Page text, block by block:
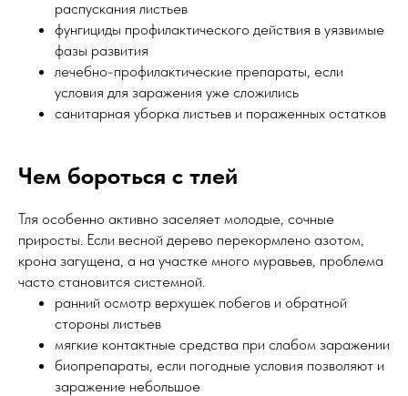
распускания листьев
фунгициды профилактического действия в уязвимые
фазы развития
лечебно-профилактические препараты, если
условия для заражения уже сложились
санитарная уборка листьев и пораженных остатков
Чем бороться с тлей
Тля особенно активно заселяет молодые, сочные
приросты. Если весной дерево перекормлено азотом,
крона загущена, а на участке много муравьев, проблема
часто становится системной.
ранний осмотр верхушек побегов и обратной
стороны листьев
мягкие контактные средства при слабом заражении
биопрепараты, если погодные условия позволяют и
заражение небольшое